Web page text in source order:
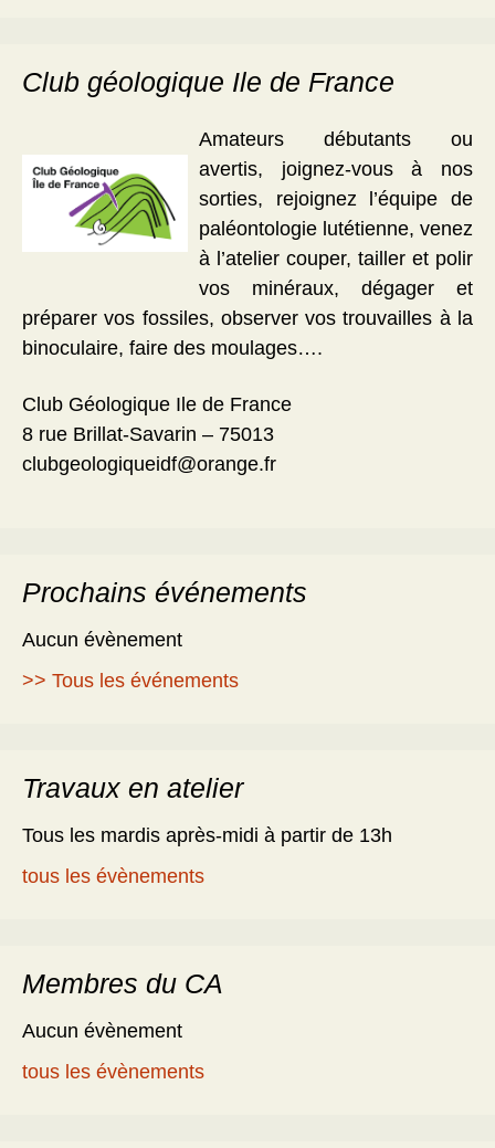
Club géologique Ile de France
Amateurs débutants ou
avertis, joignez-vous à nos
sorties, rejoignez l’équipe de
paléontologie lutétienne, venez
à l’atelier couper, tailler et polir
vos minéraux, dégager et
préparer vos fossiles, observer vos trouvailles à la
binoculaire, faire des moulages….
Club Géologique Ile de France
8 rue Brillat-Savarin – 75013
clubgeologiqueidf@orange.fr
Prochains événements
Aucun évènement
>> Tous les événements
Travaux en atelier
Tous les mardis après-midi à partir de 13h
tous les évènements
Membres du CA
Aucun évènement
tous les évènements